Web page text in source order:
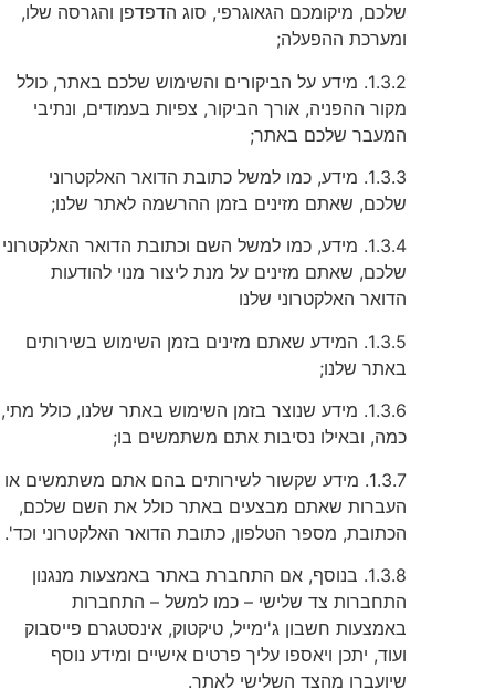
שלכם, מיקומכם הגאוגרפי, סוג הדפדפן והגרסה שלו,
ומערכת ההפעלה;
1.3.2. מידע על הביקורים והשימוש שלכם באתר, כולל
מקור ההפניה, אורך הביקור, צפיות בעמודים, ונתיבי
המעבר שלכם באתר;
1.3.3. מידע, כמו למשל כתובת הדואר האלקטרוני
שלכם, שאתם מזינים בזמן ההרשמה לאתר שלנו;
1.3.4. מידע, כמו למשל השם וכתובת הדואר האלקטרוני
שלכם, שאתם מזינים על מנת ליצור מנוי להודעות
הדואר האלקטרוני שלנו
1.3.5. המידע שאתם מזינים בזמן השימוש בשירותים
באתר שלנו;
1.3.6. מידע שנוצר בזמן השימוש באתר שלנו, כולל מתי,
כמה, ובאילו נסיבות אתם משתמשים בו;
1.3.7. מידע שקשור לשירותים בהם אתם משתמשים או
העברות שאתם מבצעים באתר כולל את השם שלכם,
הכתובת, מספר הטלפון, כתובת הדואר האלקטרוני וכד'.
1.3.8. בנוסף, אם התחברת באתר באמצעות מנגנון
התחברות צד שלישי – כמו למשל – התחברות
באמצעות חשבון ג'ימייל, טיקטוק, אינסטגרם פייסבוק
ועוד, יתכן ויאספו עליך פרטים אישיים ומידע נוסף
שיועברו מהצד השלישי לאתר.